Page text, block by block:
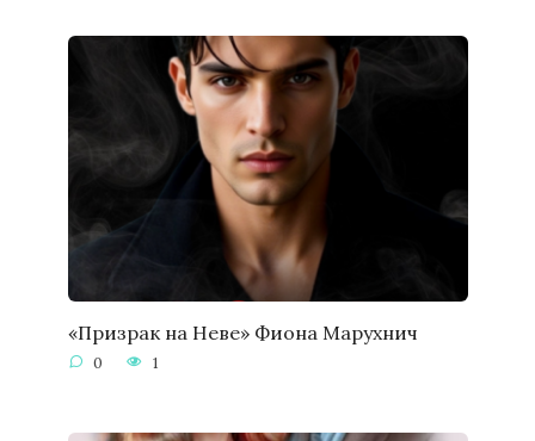
«Призрак на Неве» Фиона Марухнич
0 1